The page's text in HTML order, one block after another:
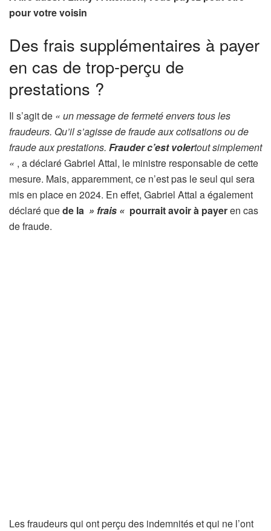
pour votre voisin
Des frais supplémentaires à payer
en cas de trop-perçu de
prestations ?
Il s’agit de « un message de fermeté envers tous les
fraudeurs. Qu’il s’agisse de fraude aux cotisations ou de
fraude aux prestations. Frauder c’est volertout simplement
« , a déclaré Gabriel Attal, le ministre responsable de cette
mesure. Mais, apparemment, ce n’est pas le seul qui sera
mis en place en 2024. En effet, Gabriel Attal a également
déclaré quede la » frais « pourrait avoir à payeren cas
de fraude.
Les fraudeurs qui ont perçu des indemnités et qui ne l’ont